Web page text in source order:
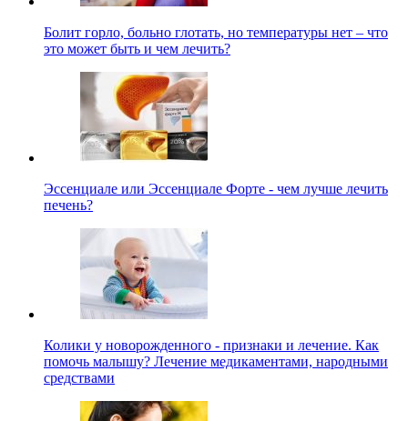
Болит горло, больно глотать, но температуры нет – что
это может быть и чем лечить?
Эссенциале или Эссенциале Форте - чем лучше лечить
печень?
Колики у новорожденного - признаки и лечение. Как
помочь малышу? Лечение медикаментами, народными
средствами